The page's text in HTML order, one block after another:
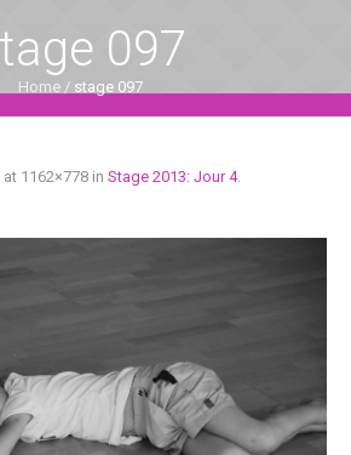
097
Home / stage 097
at 1162×778 in Stage 2013: Jour 4.